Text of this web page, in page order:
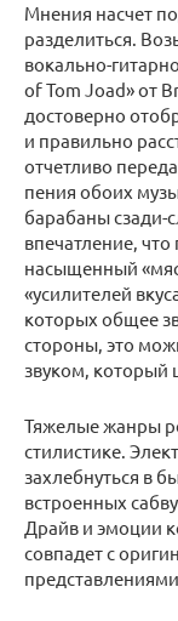
Мнения насчет
разделиться.
вокально-
of Tom Joad» от
достоверно
и правильно
отчетливо
пения обоих
барабаны сзади-
впечатление,
насыщенный
«усилителей
которых общее
стороны, это
звуком, который
Тяжелые жанры
стилистике.
захлебнуться в
встроенных
Драйв и эмоции
совпадет с